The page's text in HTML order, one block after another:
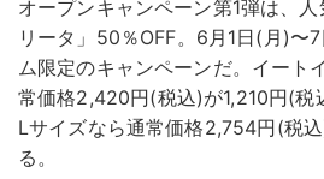
オープンキャンペーン第1弾は、
リータ」50％OFF。6月1日(月)〜
ム限定のキャンペーンだ。イート
常価格2,420円(税込)が1,210円(税
Lサイズなら通常価格2,754円(税
る。